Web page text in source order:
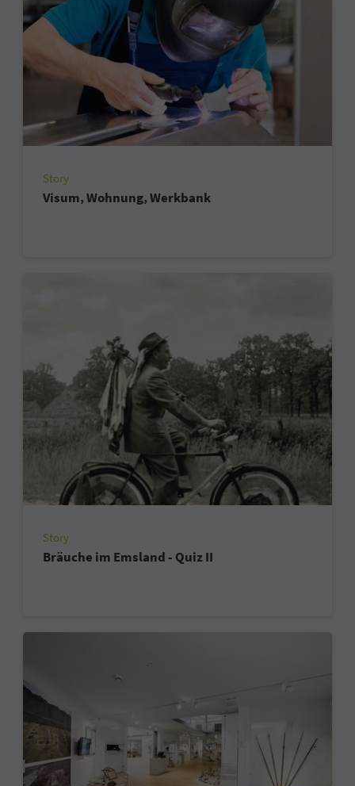
Story
Visum, Wohnung, Werkbank
Story
Bräuche im Emsland - Quiz II